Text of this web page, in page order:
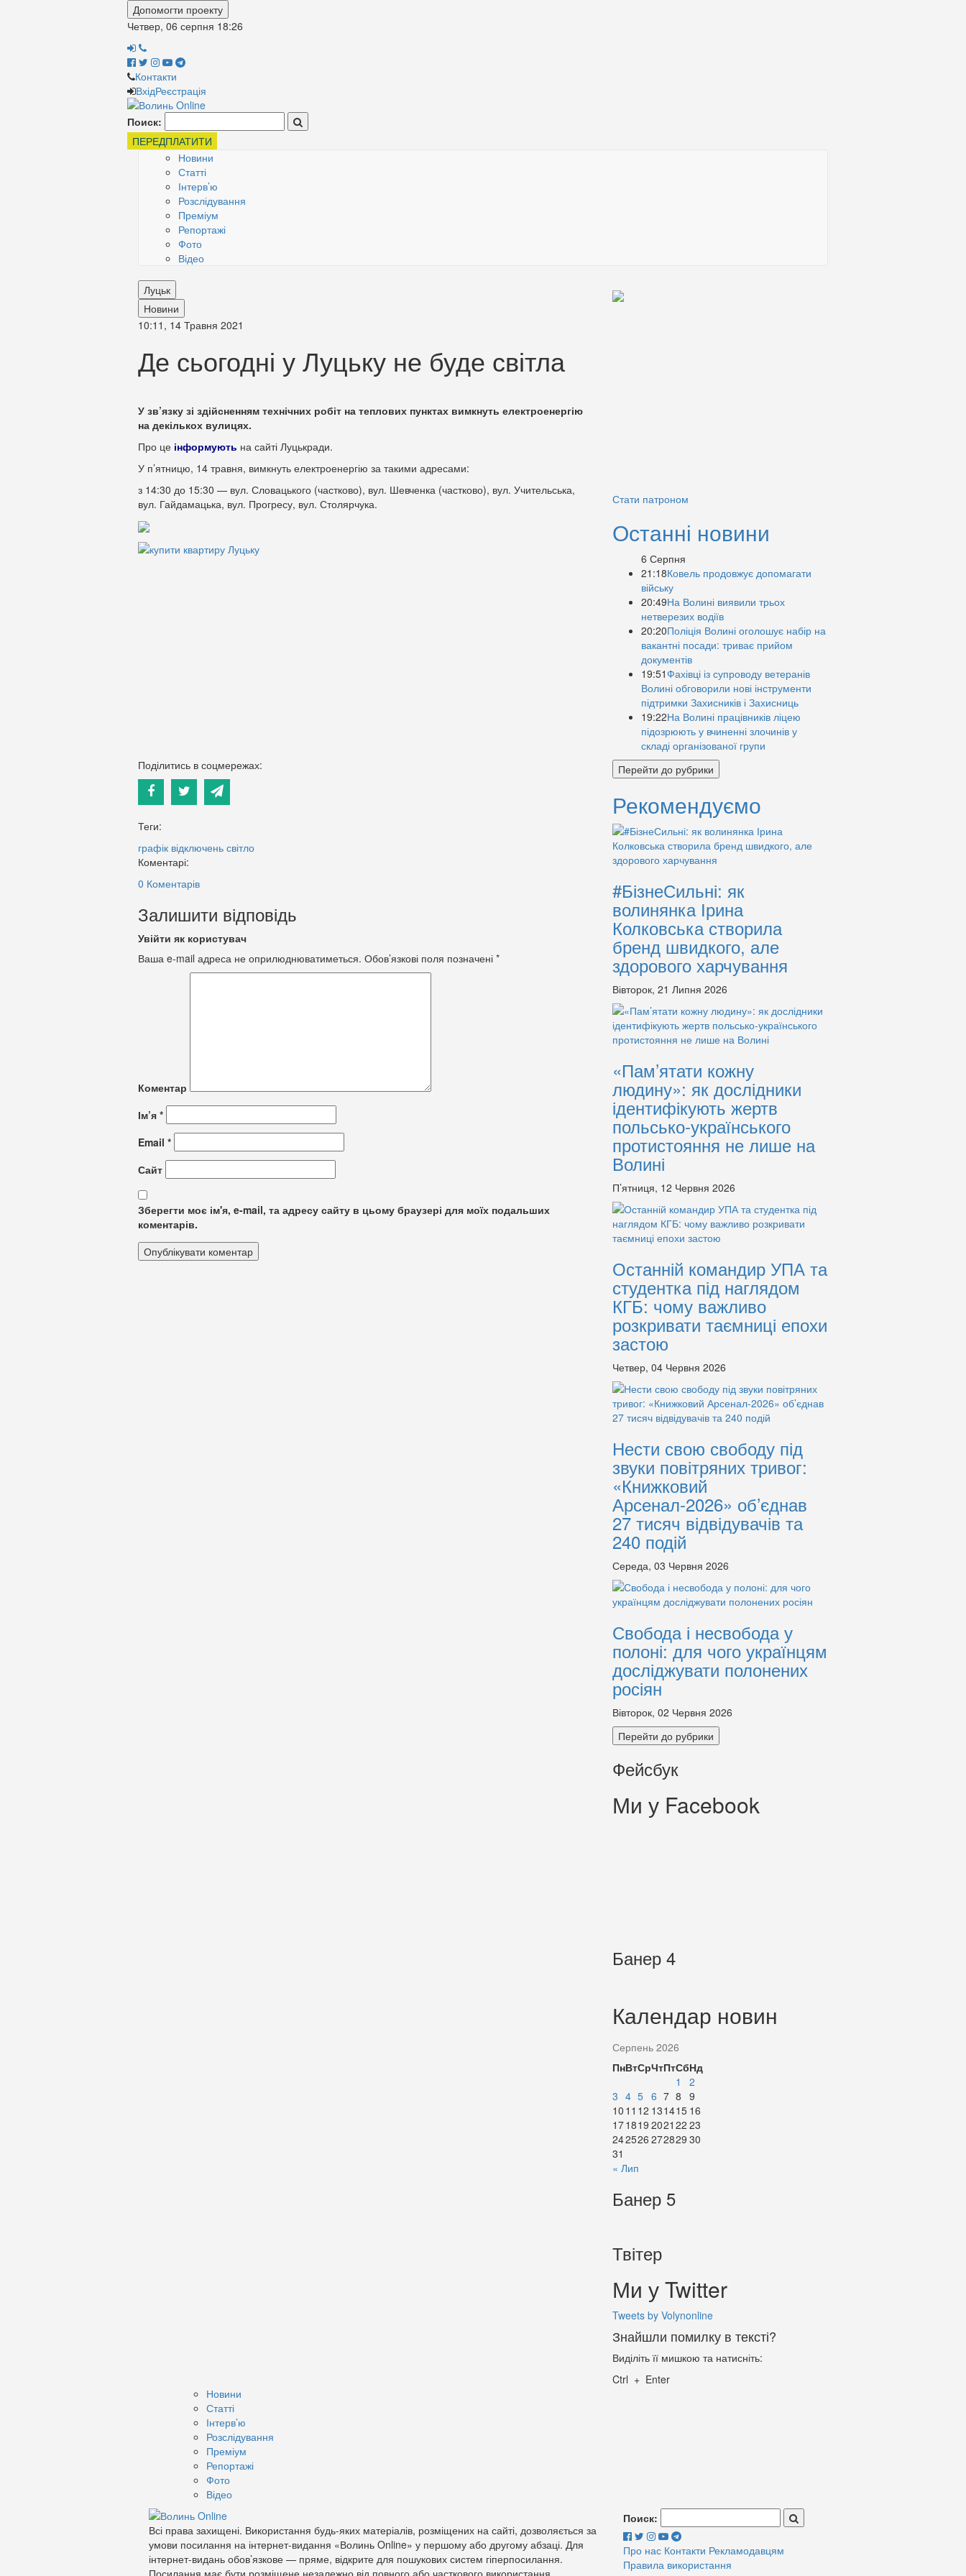
Допомогти проекту
Четвер, 06 серпня 18:26
Контакти
ВхідРеєстрація
Поиск:
ПЕРЕДПЛАТИТИ
Новини
Статті
Інтерв’ю
Розслідування
Преміум
Репортажі
Фото
Відео
Луцьк
Новини
10:11, 14 Травня 2021
Де сьогодні у Луцьку не буде світла
У зв’язку зі здійсненням технічних робіт на теплових пунктах вимкнуть електроенергію
на декількох вулицях.
Про це інформують на сайті Луцькради.
У п’ятницю, 14 травня, вимкнуть електроенергію за такими адресами:
з 14:30 до 15:30 — вул. Словацького (частково), вул. Шевченка (частково), вул. Учительська,
вул. Гайдамацька, вул. Прогресу, вул. Столярчука.
Поділитись в соцмережах:
Теги:
графік відключень світло
Коментарі:
0 Коментарів
Залишити відповідь
Увійти як користувач
Ваша e-mail адреса не оприлюднюватиметься. Обов’язкові поля позначені *
Коментар
Ім’я *
Email *
Сайт
Зберегти моє ім'я, e-mail, та адресу сайту в цьому браузері для моїх подальших
коментарів.
Стати патроном
Останні новини
6 Серпня
21:18Ковель продовжує допомагати
війську
20:49На Волині виявили трьох
нетверезих водіїв
20:20Поліція Волині оголошує набір на
вакантні посади: триває прийом
документів
19:51Фахівці із супроводу ветеранів
Волині обговорили нові інструменти
підтримки Захисників і Захисниць
19:22На Волині працівників ліцею
підозрюють у вчиненні злочинів у
складі організованої групи
Перейти до рубрики
Рекомендуємо
#БізнеСильні: як
волинянка Ірина
Колковська створила
бренд швидкого, але
здорового харчування
Вівторок, 21 Липня 2026
«Пам’ятати кожну
людину»: як дослідники
ідентифікують жертв
польсько-українського
протистояння не лише на
Волині
П’ятниця, 12 Червня 2026
Останній командир УПА та
студентка під наглядом
КГБ: чому важливо
розкривати таємниці епохи
застою
Четвер, 04 Червня 2026
Нести свою свободу під
звуки повітряних тривог:
«Книжковий
Арсенал-2026» об’єднав
27 тисяч відвідувачів та
240 подій
Середа, 03 Червня 2026
Свобода і несвобода у
полоні: для чого українцям
досліджувати полонених
росіян
Вівторок, 02 Червня 2026
Перейти до рубрики
Фейсбук
Ми у Facebook
Банер 4
Календар новин
Серпень 2026
ПнВтСрЧтПтСбНд
1
2
3 4 5 6 7 8 9
10 11 12 131415 16
171819 2021 22 23
242526 272829 30
31
« Лип
Банер 5
Твітер
Ми у Twitter
Tweets by Volynonline
Знайшли помилку в тексті?
Виділіть її мишкою та натисніть:
Ctrl + Enter
Новини
Статті
Інтерв’ю
Розслідування
Преміум
Репортажі
Фото
Відео
Всі права захищені. Використання будь-яких матеріалів, розміщених на сайті, дозволяється за
умови посилання на інтернет-видання «Волинь Online» у першому або другому абзаці. Для
інтернет-видань обов’язкове — пряме, відкрите для пошукових систем гіперпосилання.
Поиск:
Про нас Контакти Рекламодавцям
Правила використання